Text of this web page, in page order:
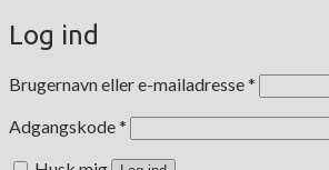
Log ind
Brugernavn eller e-mailadresse*
Adgangskode*